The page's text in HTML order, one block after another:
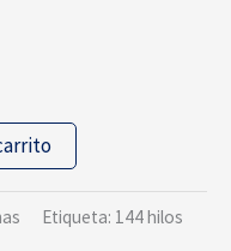
Etiqueta: 144 hilos